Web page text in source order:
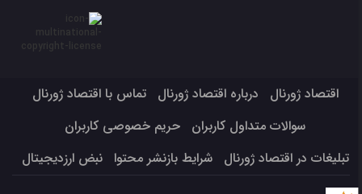
اقتصاد ژورنال درباره اقتصاد ژورنال
تماس با اقتصاد ژورنال
سوالات متداول کاربران
حریم خصوصی کاربران
تبلیغات در اقتصاد ژورنال
شرایط بازنشر محتوا نبض ارزدیجیتال